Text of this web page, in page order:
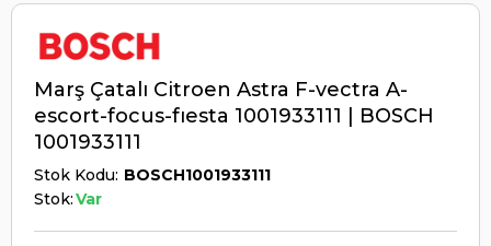
Marş Çatalı Citroen Astra F-vectra A-
escort-focus-fıesta 1001933111 | BOSCH
1001933111
Stok Kodu BOSCH1001933111
Stok:Var